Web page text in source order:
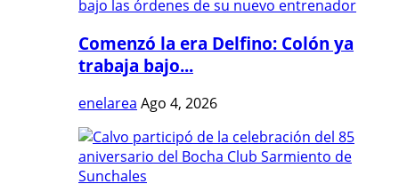
Comenzó la era Delfino: Colón ya
trabaja bajo...
enelarea Ago 4, 2026